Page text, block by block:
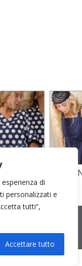
di
personalizzati e
tutti”,
Accettare tutto
Via Emilia 8, 20881
Abruzzi 7/A, 20871
IT10810090968 |
|credits